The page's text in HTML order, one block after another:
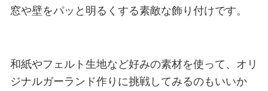
窓や壁をパッと明るくする素敵な飾り付けです。
和紙やフェルト生地など好みの素材を使って、オリ
ジナルガーランド作りに挑戦してみるのもいいか